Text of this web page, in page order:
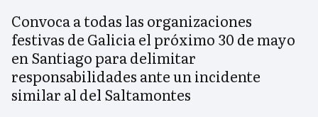
Convoca a todas las organizaciones
festivas de Galicia el próximo 30 de mayo
en Santiago para delimitar
responsabilidades ante un incidente
similar al del Saltamontes